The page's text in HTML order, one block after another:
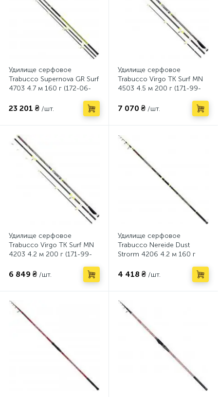
Удилище серфовое
Trabucco Supernova GR Surf
4703 4.7 м 160 г (172-06-
23 201 ₴ /шт.
Удилище серфовое
Trabucco Virgo TK Surf MN
4503 4.5 м 200 г (171-99-
7 070 ₴ /шт.
Удилище серфовое
Trabucco Virgo TK Surf MN
4203 4.2 м 200 г (171-99-
6 849 ₴ /шт.
Удилище серфовое
Trabucco Nereide Dust
Strorm 4206 4.2 м 160 г
4 418 ₴ /шт.